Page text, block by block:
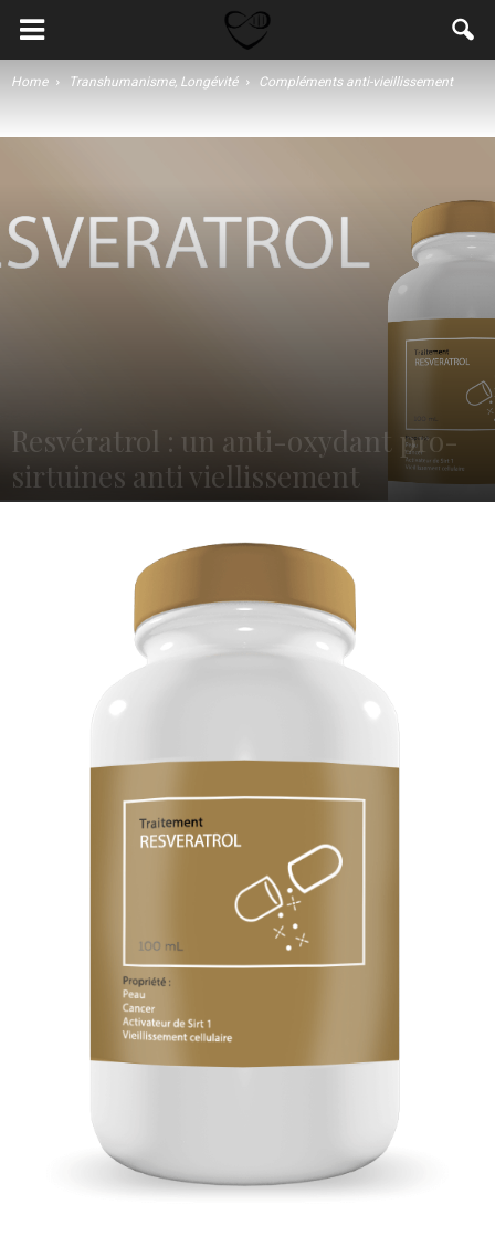
Home Transhumanisme, Longévité Compléments anti-vieillissement
Resvératrol : un anti-oxydant pro-
sirtuines anti viellissement